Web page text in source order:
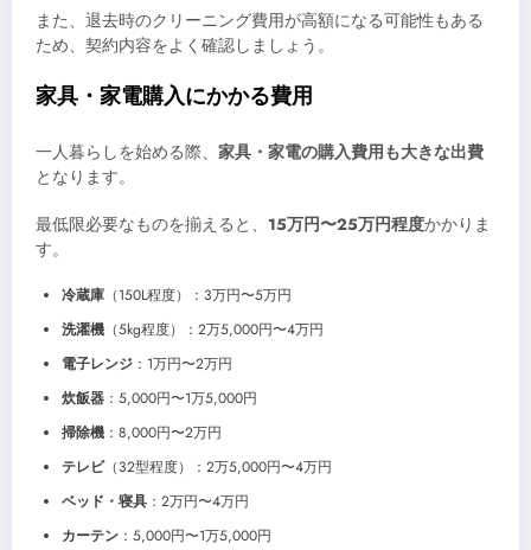
また、退去時のクリーニング費用が高額になる可能性もある
ため、契約内容をよく確認しましょう。
家具・家電購入にかかる費用
一人暮らしを始める際、 家具・家電の購入費用も大きな出費
となります。
最低限必要なものを揃えると、 15万円〜25万円程度かかりま
す。
冷蔵庫 （150L程度）：3万円〜5万円
洗濯機 （5kg程度）：2万5,000円〜4万円
電子レンジ ：1万円〜2万円
炊飯器 ：5,000円〜1万5,000円
掃除機 ：8,000円〜2万円
テレビ（32型程度）：2万5,000円〜4万円
ベッド・寝具 ：2万円〜4万円
カーテン ：5,000円〜1万5,000円